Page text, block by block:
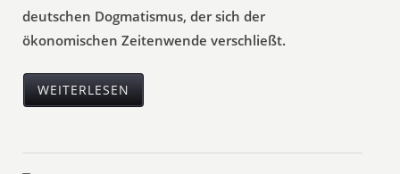
deutschen Dogmatismus, der sich der
ökonomischen Zeitenwende verschließt.
WEITERLESEN